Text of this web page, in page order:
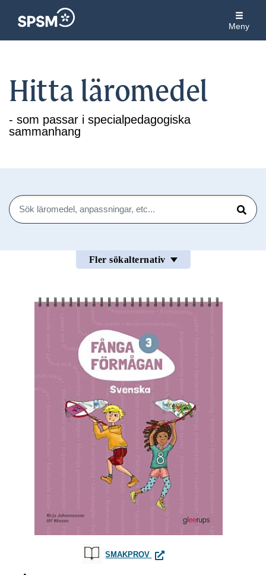
Meny
Hitta läromedel
- som passar i specialpedagogiska
sammanhang
Sök
Sök
Fler sökalternativ
SMAKPROV FÅNGA FÖRMÅGAN 3